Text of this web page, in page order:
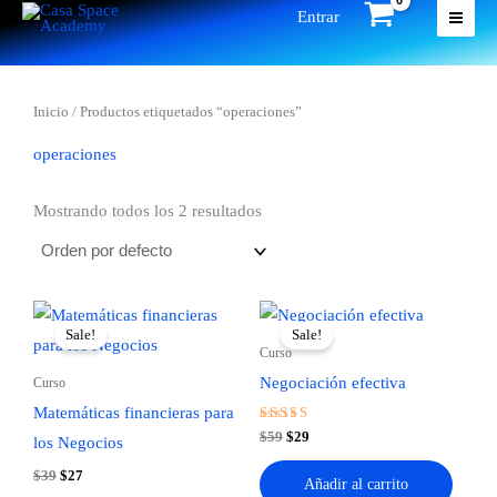
al
Entrar
Inicio / Productos etiquetados “operaciones”
operaciones
Mostrando todos los 2 resultados
Sale!
Curso
Matemáticas financieras para
los Negocios
$39 Original
$27Current
Sale!
Curso
Negociación efectiva
Valorado
en
5.00
de 5
$59 Original
$59.
$29
$29.
Añadir al carrito